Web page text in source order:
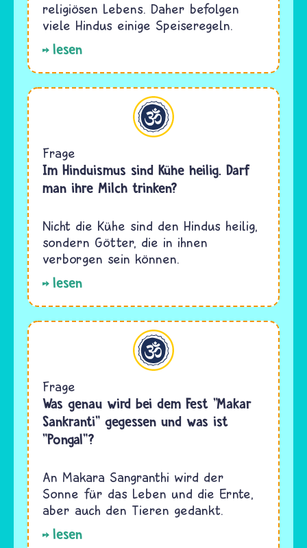
religiösen Lebens. Daher befolgen
viele Hindus einige Speiseregeln.
lesen
Hinduismus
Frage
Im Hinduismus sind Kühe heilig. Darf
man ihre Milch trinken?
Nicht die Kühe sind den Hindus heilig,
sondern Götter, die in ihnen
verborgen sein können.
lesen
Hinduismus
Frage
Was genau wird bei dem Fest "Makar
Sankranti" gegessen und was ist
"Pongal"?
An Makara Sangranthi wird der
Sonne für das Leben und die Ernte,
aber auch den Tieren gedankt.
lesen